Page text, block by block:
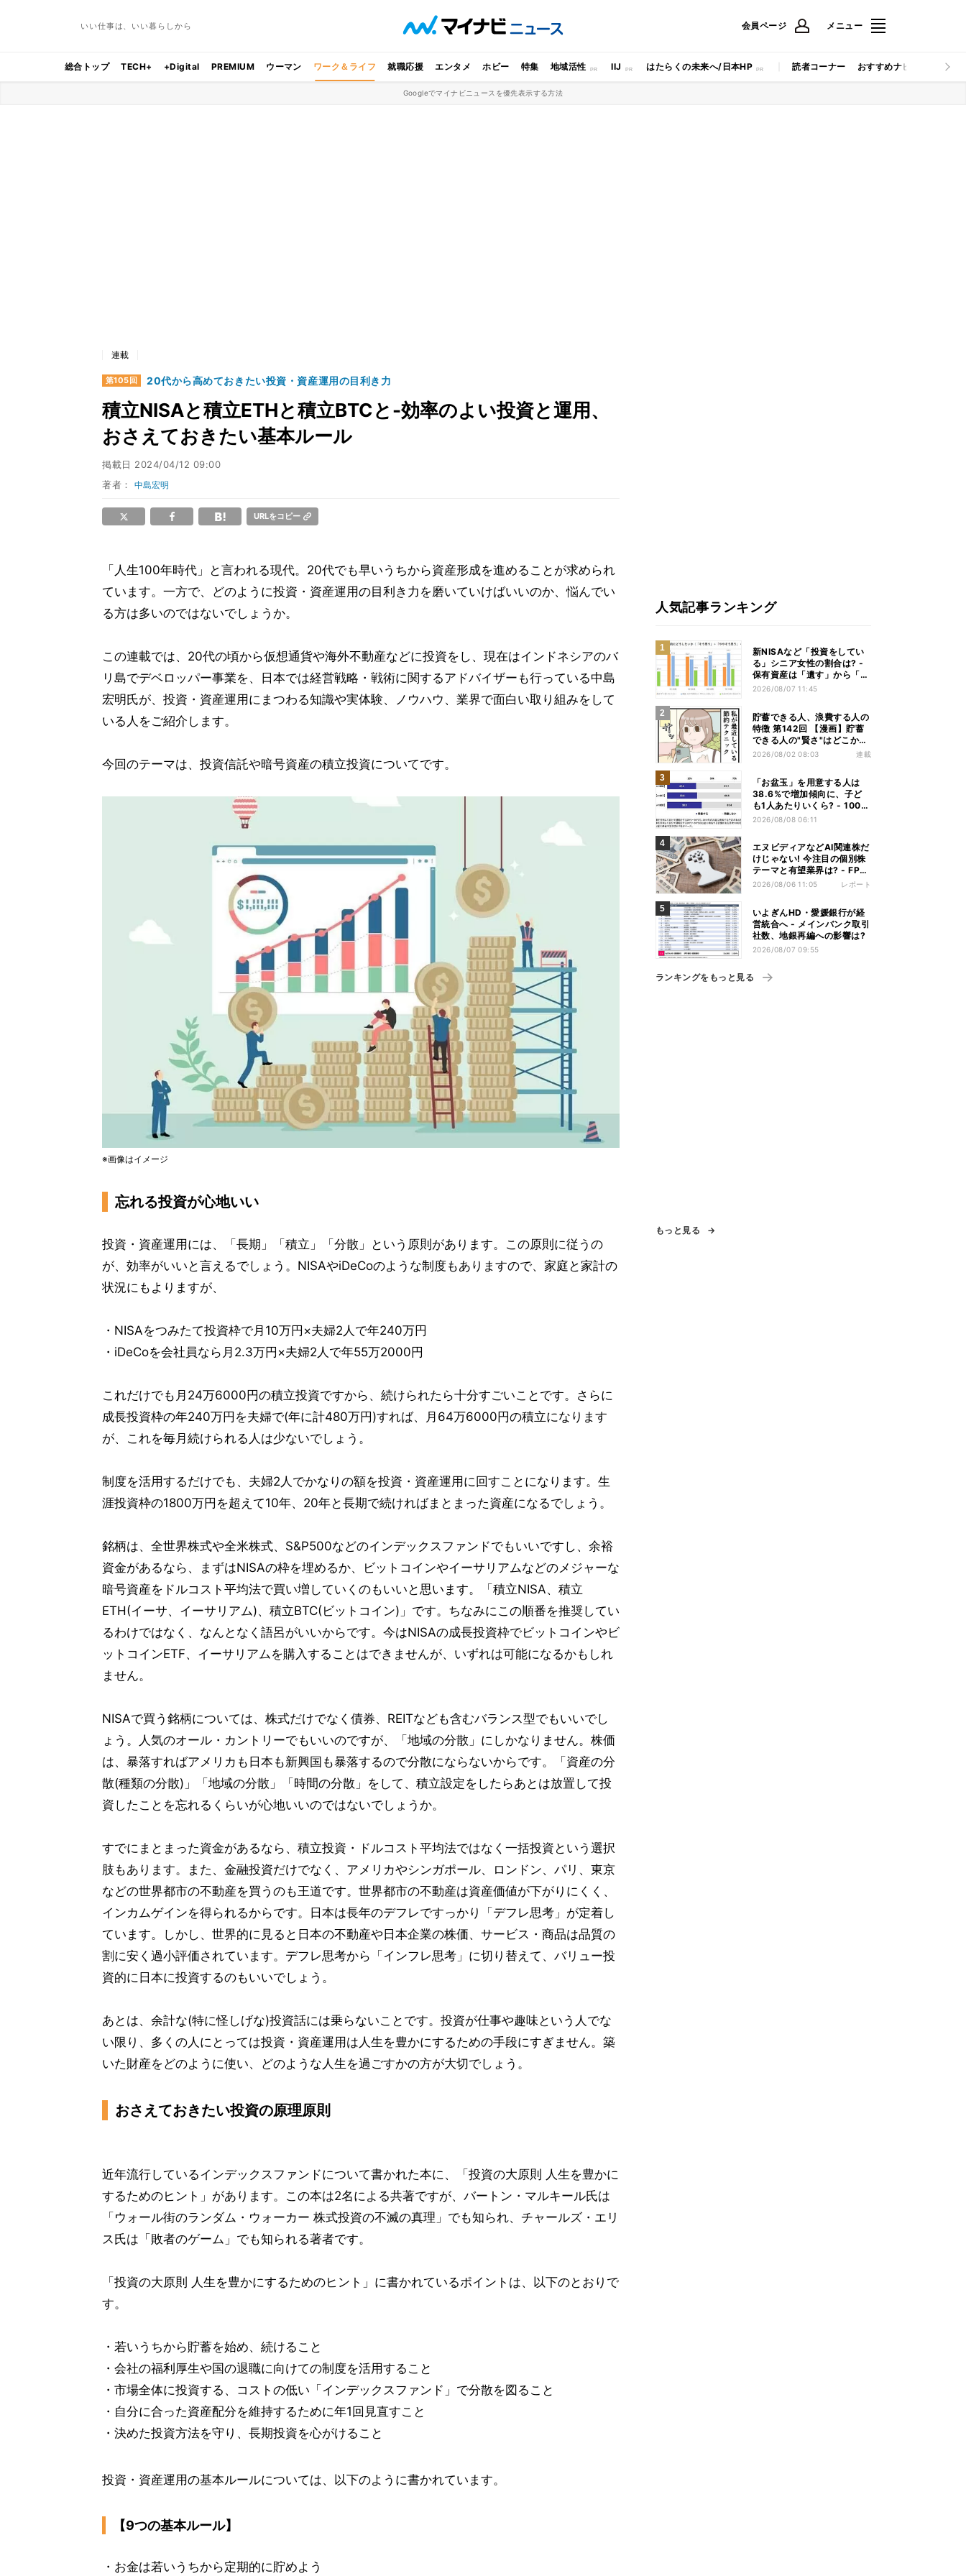
いい仕事は、いい暮らしから 会員ページ メニュー
総合トップ TECH+ +Digital PREMIUM ウーマン ワーク＆ライフ 就職応援 エンタメ ホビー 特集 地域活性 IIJ はたらくの未来へ/日本HP 読者コーナー おすすめナビ マイナビ
Googleでマイナビニュースを優先表示する方法
連載
第105回 20代から高めておきたい投資・資産運用の目利き力
積立NISAと積立ETHと積立BTCと-効率のよい投資と運用、
おさえておきたい基本ルール
掲載日 2024/04/12 09:00
著者：中島宏明
URLをコピー
「人生100年時代」と言われる現代。20代でも早いうちから資産形成を進めることが求められ
ています。一方で、どのように投資・資産運用の目利き力を磨いていけばいいのか、悩んでい
る方は多いのではないでしょうか。
この連載では、20代の頃から仮想通貨や海外不動産などに投資をし、現在はインドネシアのバ
リ島でデベロッパー事業を、日本では経営戦略・戦術に関するアドバイザーも行っている中島
宏明氏が、投資・資産運用にまつわる知識や実体験、ノウハウ、業界で面白い取り組みをして
いる人をご紹介します。
今回のテーマは、投資信託や暗号資産の積立投資についてです。
※画像はイメージ
忘れる投資が心地いい
投資・資産運用には、「長期」「積立」「分散」という原則があります。この原則に従うの
が、効率がいいと言えるでしょう。NISAやiDeCoのような制度もありますので、家庭と家計の
状況にもよりますが、
・NISAをつみたて投資枠で月10万円×夫婦2人で年240万円
・iDeCoを会社員なら月2.3万円×夫婦2人で年55万2000円
これだけでも月24万6000円の積立投資ですから、続けられたら十分すごいことです。さらに
成長投資枠の年240万円を夫婦で(年に計480万円)すれば、月64万6000円の積立になります
が、これを毎月続けられる人は少ないでしょう。
制度を活用するだけでも、夫婦2人でかなりの額を投資・資産運用に回すことになります。生
涯投資枠の1800万円を超えて10年、20年と長期で続ければまとまった資産になるでしょう。
銘柄は、全世界株式や全米株式、S&P500などのインデックスファンドでもいいですし、余裕
資金があるなら、まずはNISAの枠を埋めるか、ビットコインやイーサリアムなどのメジャーな
暗号資産をドルコスト平均法で買い増していくのもいいと思います。「積立NISA、積立
ETH(イーサ、イーサリアム)、積立BTC(ビットコイン)」です。ちなみにこの順番を推奨してい
るわけではなく、なんとなく語呂がいいからです。今はNISAの成長投資枠でビットコインやビ
ットコインETF、イーサリアムを購入することはできませんが、いずれは可能になるかもしれ
ません。
NISAで買う銘柄については、株式だけでなく債券、REITなども含むバランス型でもいいでし
ょう。人気のオール・カントリーでもいいのですが、「地域の分散」にしかなりません。株価
は、暴落すればアメリカも日本も新興国も暴落するので分散にならないからです。「資産の分
散(種類の分散)」「地域の分散」「時間の分散」をして、積立設定をしたらあとは放置して投
資したことを忘れるくらいが心地いいのではないでしょうか。
すでにまとまった資金があるなら、積立投資・ドルコスト平均法ではなく一括投資という選択
肢もあります。また、金融投資だけでなく、アメリカやシンガポール、ロンドン、パリ、東京
などの世界都市の不動産を買うのも王道です。世界都市の不動産は資産価値が下がりにくく、
インカムゲインを得られるからです。日本は長年のデフレですっかり「デフレ思考」が定着し
ています。しかし、世界的に見ると日本の不動産や日本企業の株価、サービス・商品は品質の
割に安く過小評価されています。デフレ思考から「インフレ思考」に切り替えて、バリュー投
資的に日本に投資するのもいいでしょう。
あとは、余計な(特に怪しげな)投資話には乗らないことです。投資が仕事や趣味という人でな
い限り、多くの人にとっては投資・資産運用は人生を豊かにするための手段にすぎません。築
いた財産をどのように使い、どのような人生を過ごすかの方が大切でしょう。
おさえておきたい投資の原理原則
近年流行しているインデックスファンドについて書かれた本に、「投資の大原則 人生を豊かに
するためのヒント」があります。この本は2名による共著ですが、バートン・マルキール氏は
「ウォール街のランダム・ウォーカー 株式投資の不滅の真理」でも知られ、チャールズ・エリ
ス氏は「敗者のゲーム」でも知られる著者です。
「投資の大原則 人生を豊かにするためのヒント」に書かれているポイントは、以下のとおりで
す。
・若いうちから貯蓄を始め、続けること
・会社の福利厚生や国の退職に向けての制度を活用すること
・市場全体に投資する、コストの低い「インデックスファンド」で分散を図ること
・自分に合った資産配分を維持するために年1回見直すこと
・決めた投資方法を守り、長期投資を心がけること
投資・資産運用の基本ルールについては、以下のように書かれています。
【9つの基本ルール】
・お金は若いうちから定期的に貯めよう
人気記事ランキング
新NISAなど「投資をしてい
る」シニア女性の割合は? -
保有資産は「遺す」から「使
い切る」へ価値観がシフトか
2026/08/07 11:45
貯蓄できる人、浪費する人の
特徴 第142回 【漫画】貯蓄
できる人の"賢さ"はどこか
ら? スーパーでの意外な習慣
2026/08/02 08:03 連載
「お盆玉」を用意する人は
38.6%で増加傾向に、子ど
も1人あたりいくら? - 1000
人調査
2026/08/08 06:11
エヌビディアなどAI関連株だ
けじゃない! 今注目の個別株
テーマと有望業界は? - FP解
説
2026/08/06 11:05 レポート
いよぎんHD・愛媛銀行が経
営統合へ - メインバンク取引
社数、地銀再編への影響は?
2026/08/07 09:55
ランキングをもっと見る
もっと見る